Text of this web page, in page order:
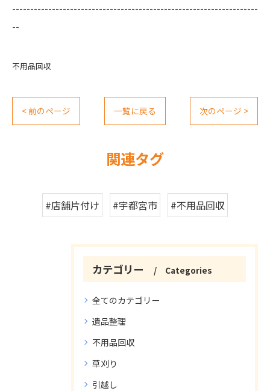
--------------------------------------------------------------------
--
不用品回収
< 前のページ 一覧に戻る 次のページ >
関連タグ
#店舗片付け #宇都宮市 #不用品回収
カテゴリー Categories
全てのカテゴリー
遺品整理
不用品回収
草刈り
引越し